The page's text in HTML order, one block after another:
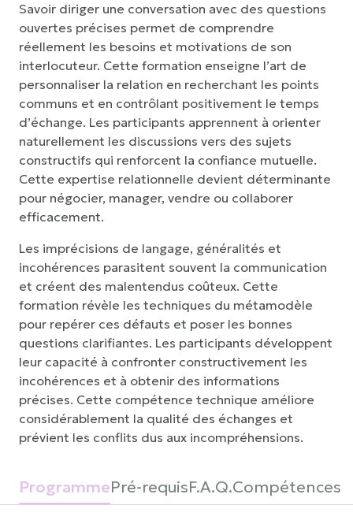
Savoir diriger une conversation avec des questions
ouvertes précises permet de comprendre
réellement les besoins et motivations de son
interlocuteur. Cette formation enseigne l’art de
personnaliser la relation en recherchant les points
communs et en contrôlant positivement le temps
d’échange. Les participants apprennent à orienter
naturellement les discussions vers des sujets
constructifs qui renforcent la confiance mutuelle.
Cette expertise relationnelle devient déterminante
pour négocier, manager, vendre ou collaborer
efficacement.
Les imprécisions de langage, généralités et
incohérences parasitent souvent la communication
et créent des malentendus coûteux. Cette
formation révèle les techniques du métamodèle
pour repérer ces défauts et poser les bonnes
questions clarifiantes. Les participants développent
leur capacité à confronter constructivement les
incohérences et à obtenir des informations
précises. Cette compétence technique améliore
considérablement la qualité des échanges et
prévient les conflits dus aux incompréhensions.
ProgrammePré-requisF.A.Q.Compétences